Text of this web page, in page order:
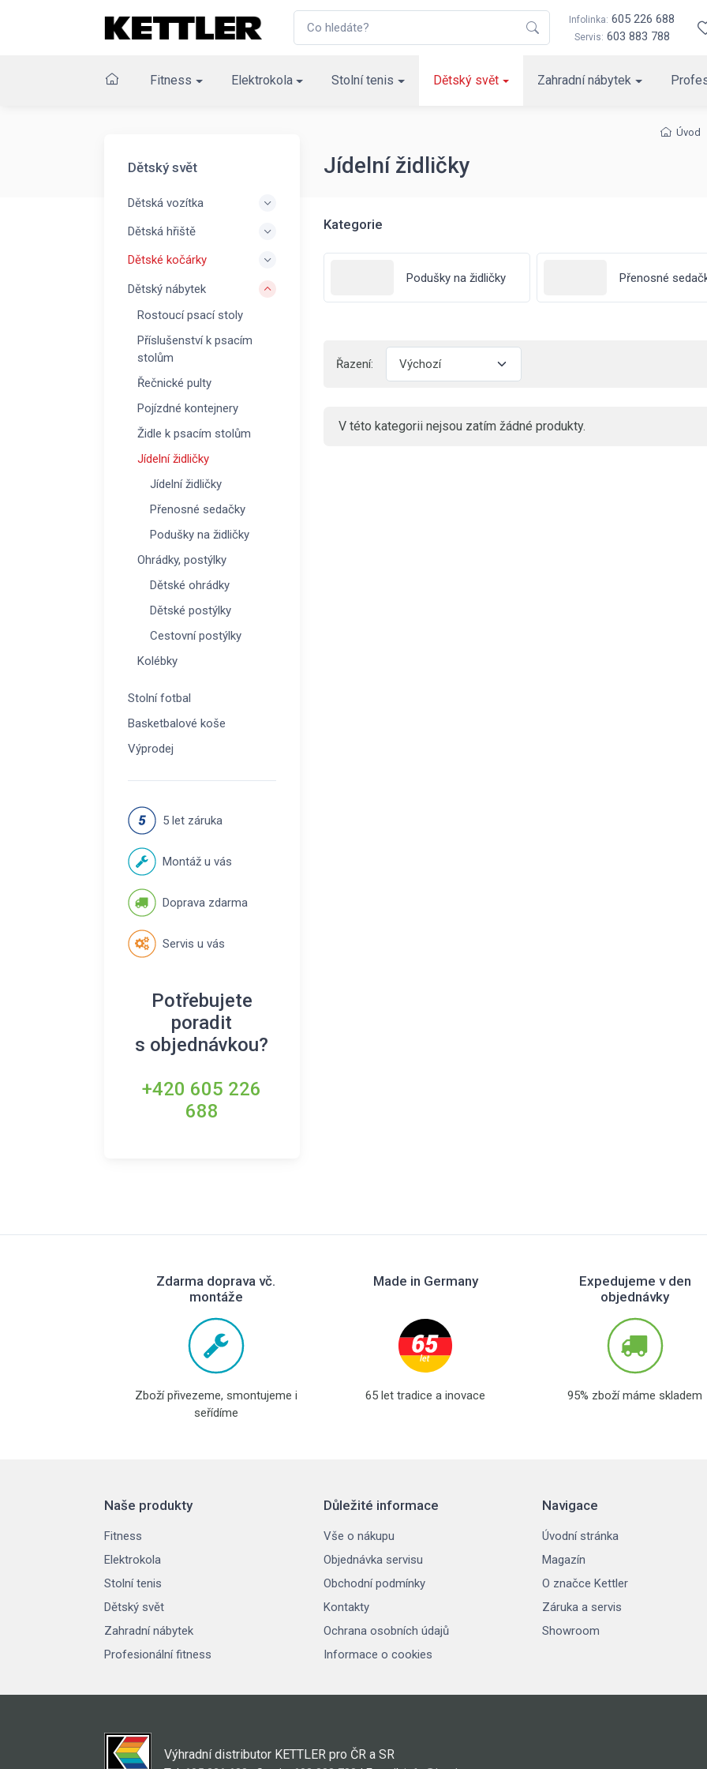
Infolinka: 605 226 688
Servis: 603 883 788
Fitness Elektrokola Stolní tenis Dětský svět Zahradní nábytek
Úvod
Jídelní židličky
Dětský svět
Dětská vozítka
Dětská hřiště
Dětské kočárky
Dětský nábytek
Rostoucí psací stoly
Příslušenství k psacím
stolům
Řečnické pulty
Pojízdné kontejnery
Židle k psacím stolům
Jídelní židličky
Jídelní židličky
Přenosné sedačky
Podušky na židličky
Ohrádky, postýlky
Dětské ohrádky
Dětské postýlky
Cestovní postýlky
Kolébky
Stolní fotbal
Basketbalové koše
Výprodej
5 let záruka
Montáž u vás
Doprava zdarma
Servis u vás
Potřebujete
poradit
s objednávkou?
+420 605 226
688
Kategorie
Podušky na židličky Přenosné
Řazení:
V této kategorii nejsou zatím žádné produkty.
Zdarma doprava vč.
montáže
Zboží přivezeme, smontujeme i
seřídíme
Made in Germany
65 let tradice a inovace
Expedujeme v den
objednávky
95% zboží máme skladem
Naše produkty
Fitness
Elektrokola
Stolní tenis
Dětský svět
Zahradní nábytek
Profesionální fitness
Důležité informace
Vše o nákupu
Objednávka servisu
Obchodní podmínky
Kontakty
Ochrana osobních údajů
Informace o cookies
Navigace
Úvodní stránka
Magazín
O značce Kettler
Záruka a servis
Showroom
Výhradní distributor KETTLER pro ČR a SR